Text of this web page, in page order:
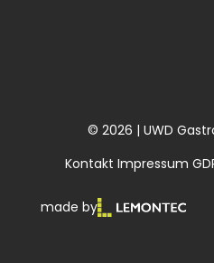
© 2026 | UWD
Kontakt Impressum
made by